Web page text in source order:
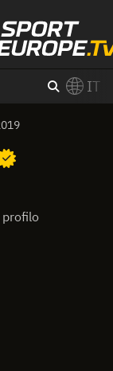
IT
to English?
profilo